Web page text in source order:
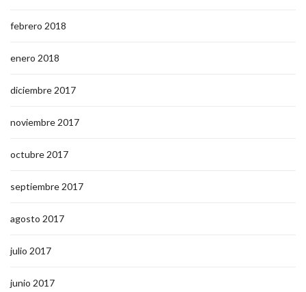
febrero 2018
enero 2018
diciembre 2017
noviembre 2017
octubre 2017
septiembre 2017
agosto 2017
julio 2017
junio 2017